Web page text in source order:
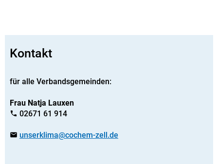
Kontakt
für alle Verbandsgemeinden:
Frau Natja Lauxen
02671 61 914
unserklima@cochem-zell.de